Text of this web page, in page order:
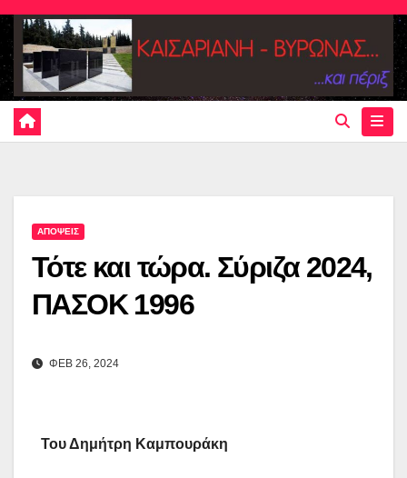
Skip
content
ΑΠΟΨΕΙΣ
Τότε και τώρα. Σύριζα 2024,
ΠΑΣΟΚ 1996
ΦΕΒ 26, 2024
Του Δημήτρη Καμπουράκη